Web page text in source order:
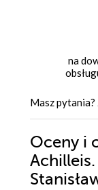
na
Masz pytania?
Oceny i